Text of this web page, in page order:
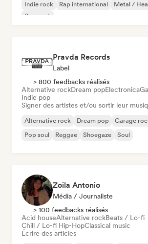
Indie rock
Rap international
Metal /
Pop rock
Pravda Records
Label
> 800 feedbacks réalisés
Alternative rockDream popElectronica
Indie pop
Signer des artistes et/ou sortir leur
Alternative rock Dream pop Garage
Pop soul
Reggae Shoegaze Soul
Zoila Antonio
Média / Journaliste
> 100 feedbacks réalisés
Acid houseAlternative rockBeats / Lo-fi
Chill / Lo-fi Hip-HopClassical music
Écrire des articles